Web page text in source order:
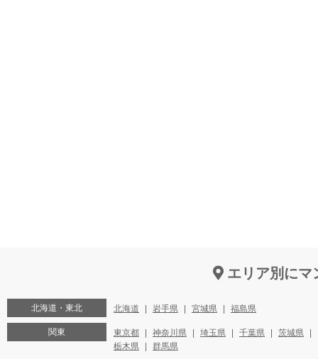
エリア別にマ
北海道・東北 北海道 岩手県 宮城県 福島県
関東 東京都 神奈川県 埼玉県 千葉県
茨城県
栃木県
群馬県